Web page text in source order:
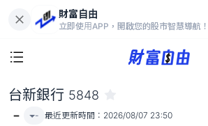
財富自由
立即使用APP，開啟您的股市智慧導航！
-
台新銀行 5848
- - 最近更新時間： 2026/08/07 23:50